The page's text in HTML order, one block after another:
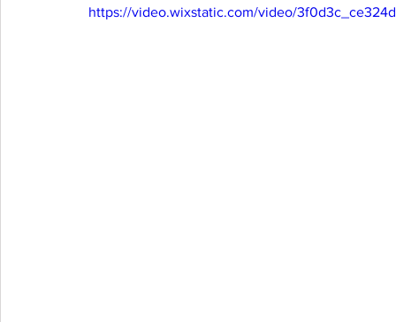
https://video.wixstatic.com/video/